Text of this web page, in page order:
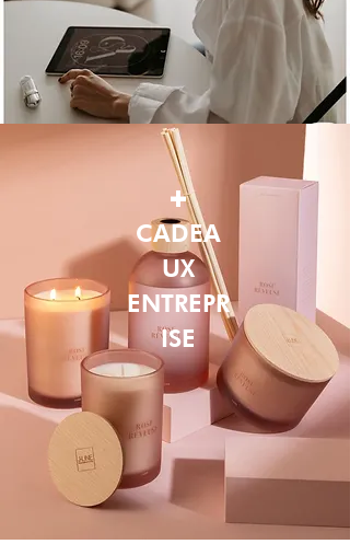
+
CADEA
UX
ENTREPR
ISE